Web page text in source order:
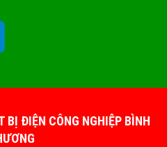
BỊ ĐIỆN CÔNG NGHIỆP BÌNH